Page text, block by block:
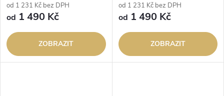
od 1 231 Kč bez DPH
od 1 490 Kč
ZOBRAZIT
od 1 231 Kč bez DPH
od 1 490 Kč
ZOBRAZIT